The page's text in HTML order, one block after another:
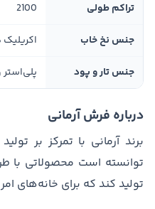
تراکم طولی 2100
جنس نخ خاب
جنس تار و پود پلی‌استر
درباره فرش آرمانی
برند آرمانی با تمرکز بر
توانسته است محصولاتی با
تولید کند که برای خانه‌های